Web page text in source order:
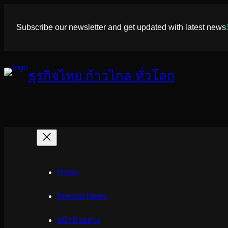
Subscribe our newsletter and get updated with latest news
ธุรกิจไทย ก้าวไกล ทั่วโลก
Home
Special News
หน้าตัวอย่าง